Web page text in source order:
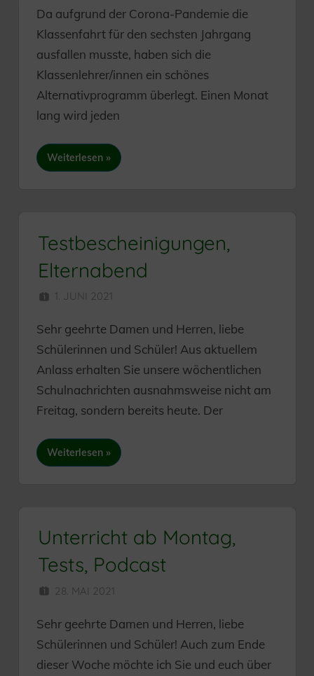
Da aufgrund der Corona-Pandemie die
Klassenfahrt für den sechsten Jahrgang
ausfallen musste, haben sich die
Klassenlehrer/innen ein schönes
Alternativprogramm überlegt. Einen Monat
lang wird jeden
Weiterlesen
Testbescheinigungen,
Elternabend
1. JUNI 2021
Sehr geehrte Damen und Herren, liebe
Schülerinnen und Schüler! Aus aktuellem
Anlass erhalten Sie unsere wöchentlichen
Schulnachrichten ausnahmsweise nicht am
Freitag, sondern bereits heute. Der
Weiterlesen
Unterricht ab Montag,
Tests, Podcast
28. MAI 2021
Sehr geehrte Damen und Herren, liebe
Schülerinnen und Schüler! Auch zum Ende
dieser Woche möchte ich Sie und euch über